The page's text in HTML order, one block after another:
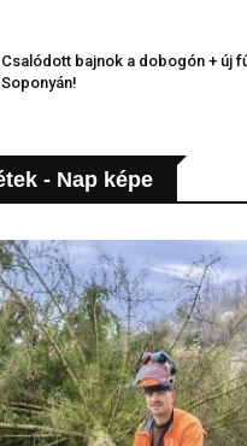
Csalódott bajnok a dobogón + új
Soponyán!
- Nap képe